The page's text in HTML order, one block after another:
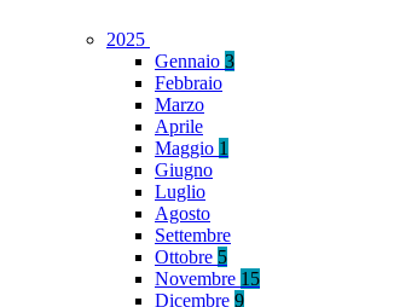
2025
Gennaio 3
Febbraio
Marzo
Aprile
Maggio 1
Giugno
Luglio
Agosto
Settembre
Ottobre 5
Novembre 15
Dicembre 9